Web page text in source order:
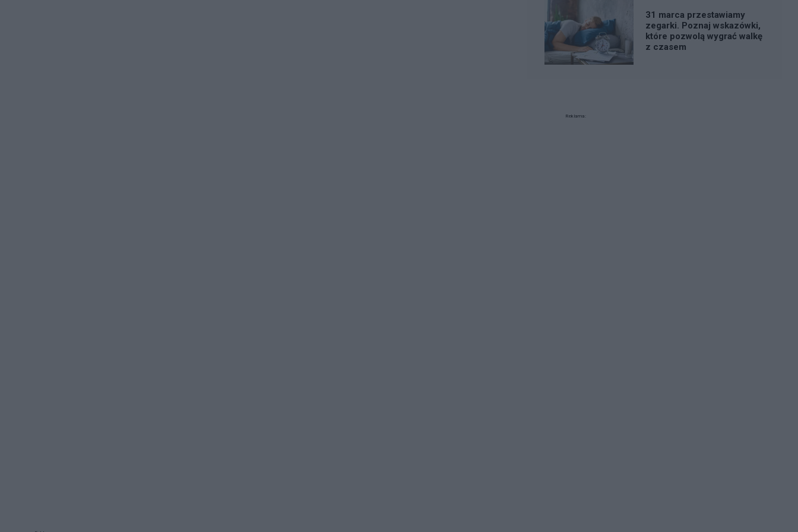
31 marca przestawiamy
zegarki. Poznaj wskazówki,
które pozwolą wygrać walkę
z czasem
Reklama: